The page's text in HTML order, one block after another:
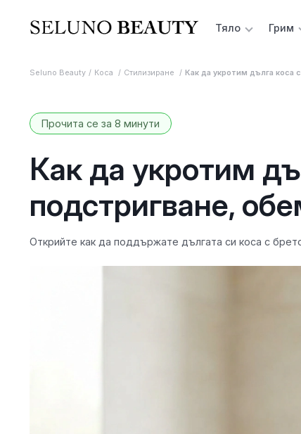
Тяло Грим
Seluno Beauty Коса Стилизиране Как да укротим дълга коса
Прочита се за 8 минути
Как да укротим
подстригване,
Открийте как да поддържате дългата си коса с